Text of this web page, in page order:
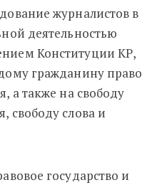
журналистов в
деятельностью
Конституции КР,
гражданину право
а также на свободу
свободу слова и
государство и